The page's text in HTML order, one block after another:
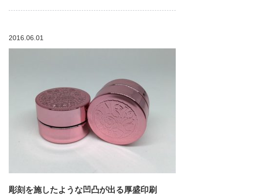
2016.06.01
彫刻を施したような凹凸が出る厚盛印刷